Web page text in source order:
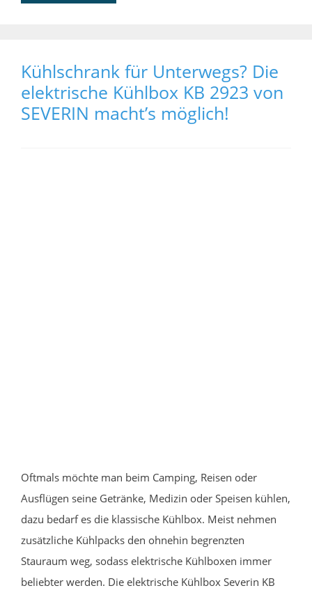
Kühlschrank für Unterwegs? Die
elektrische Kühlbox KB 2923 von
SEVERIN macht’s möglich!
Oftmals möchte man beim Camping, Reisen oder
Ausflügen seine Getränke, Medizin oder Speisen kühlen,
dazu bedarf es die klassische Kühlbox. Meist nehmen
zusätzliche Kühlpacks den ohnehin begrenzten
Stauraum weg, sodass elektrische Kühlboxen immer
beliebter werden. Die elektrische Kühlbox Severin KB